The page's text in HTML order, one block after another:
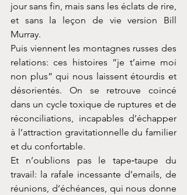
jour sans fin, mais sans les éclats de rire,
et sans la leçon de vie version Bill
Murray.
Puis viennent les montagnes russes des
relations: ces histoires “je t’aime moi
non plus” qui nous laissent étourdis et
désorientés. On se retrouve coincé
dans un cycle toxique de ruptures et de
réconciliations, incapables d’échapper
à l’attraction gravitationnelle du familier
et du confortable.
Et n’oublions pas le tape‑taupe du
travail: la rafale incessante d’emails, de
réunions, d’échéances, qui nous donne